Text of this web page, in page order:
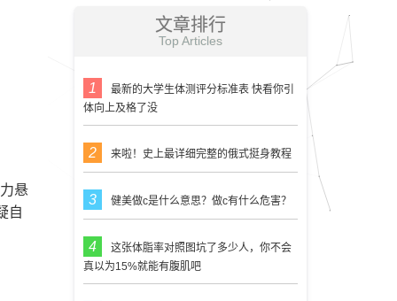
悬
自
文章排行
Top Articles
最新的大学生体测评分标准表 快看你引
体向上及格了没
来啦！史上最详细完整的俄式挺身教程
健美做c是什么意思？做c有什么危害？
这张体脂率对照图坑了多少人，你不会
真以为15%就能有腹肌吧